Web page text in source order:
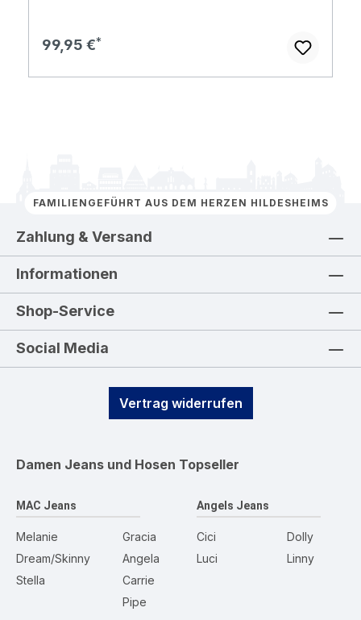
Regulärer Preis:
99,95 €
FAMILIENGEFÜHRT AUS DEM HERZEN HILDESHEIMS
Zahlung & Versand
Informationen
Shop-Service
Social Media
Vertrag widerrufen
Damen Jeans und Hosen Topseller
MAC Jeans
Melanie
Dream/Skinny
Stella
Gracia
Angela
Carrie
Pipe
Angels Jeans
Cici
Luci
Dolly
Linny